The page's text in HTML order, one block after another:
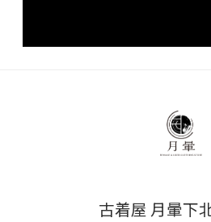
古着屋 月暈下